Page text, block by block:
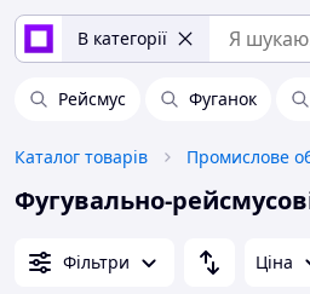
В категорії
Рейсмус Фуганок
Каталог товарів
Фугувально-
Фільтри Ціна